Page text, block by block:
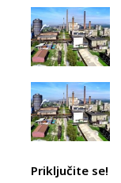
Priključite se!